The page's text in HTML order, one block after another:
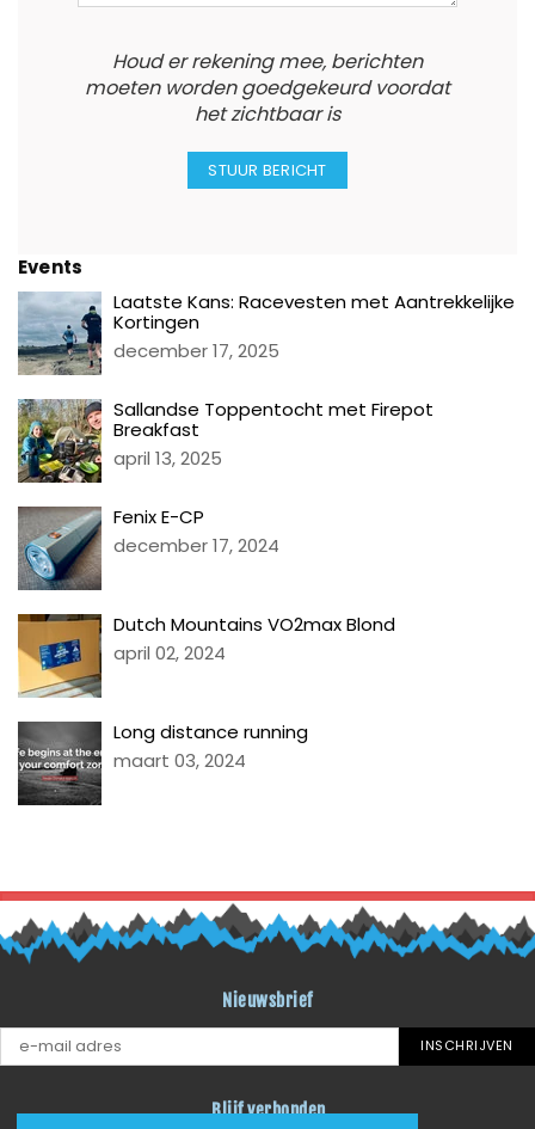
Houd er rekening mee, berichten
moeten worden goedgekeurd voordat
het zichtbaar is
Events
Laatste Kans: Racevesten met Aantrekkelijke
Kortingen
december 17, 2025
Sallandse Toppentocht met Firepot
Breakfast
april 13, 2025
Fenix E-CP
december 17, 2024
Dutch Mountains VO2max Blond
april 02, 2024
Long distance running
maart 03, 2024
TERUG NAAR BLOG LITI
Nieuwsbrief
INSCHRIJVEN
Blijf verbonden